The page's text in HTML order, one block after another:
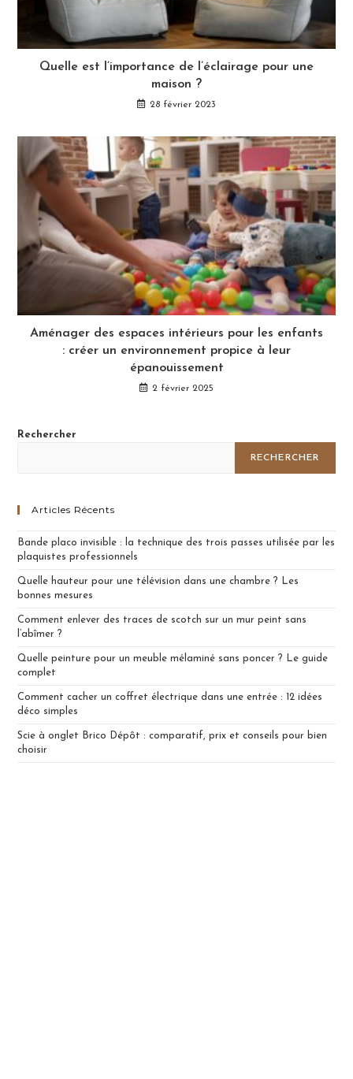
Quelle est l’importance de l’éclairage pour une
maison ?
28 février 2023
Aménager des espaces intérieurs pour les enfants
: créer un environnement propice à leur
épanouissement
2 février 2025
Rechercher
RECHERCHER
Articles Récents
Bande placo invisible : la technique des trois passes utilisée par les
plaquistes professionnels
Quelle hauteur pour une télévision dans une chambre ? Les
bonnes mesures
Comment enlever des traces de scotch sur un mur peint sans
l’abîmer ?
Quelle peinture pour un meuble mélaminé sans poncer ? Le guide
complet
Comment cacher un coffret électrique dans une entrée : 12 idées
déco simples
Scie à onglet Brico Dépôt : comparatif, prix et conseils pour bien
choisir